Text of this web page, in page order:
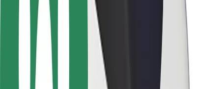
Lidostas
Bolt uzlādes statīvi
Palīdzība
Pasažieriem
Autovadītājiem